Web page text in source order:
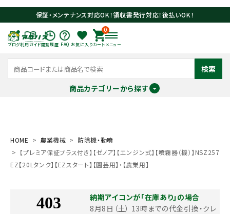
保証・メンテナンス対応OK！領収書発行対応！後払いOK！
ブログ利用ガイド閲覧履歴 FAQ お気に入り
0
カート メニュー
検索
商品カテゴリーから探す
search
HOME 農業機械
防除機・動噴
【プレミア保証プラス付き】【ゼノア】【エンジン式】【噴霧器（機）】NSZ257
EZ【20Lタンク】【EZスタート】【園芸用】・【農業用】
納期アイコンが「在庫あり」の場合
8月8日（土） 13時までの代金引換・クレ